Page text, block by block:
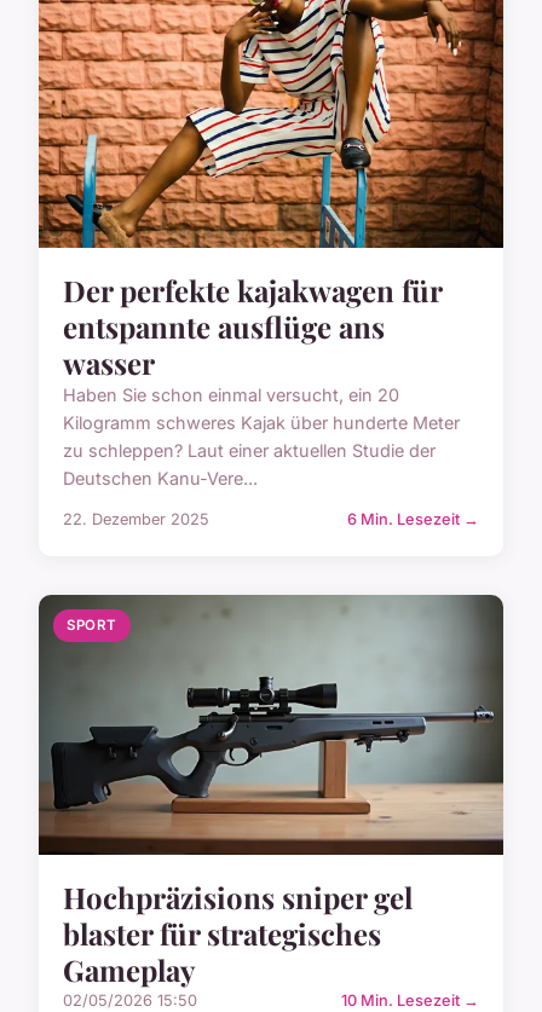
Der perfekte kajakwagen für
entspannte ausflüge ans
wasser
Haben Sie schon einmal versucht, ein 20
Kilogramm schweres Kajak über hunderte Meter
zu schleppen? Laut einer aktuellen Studie der
Deutschen Kanu-Vere...
22. Dezember 2025 6 Min. Lesezeit →
SPORT
Hochpräzisions sniper gel
blaster für strategisches
Gameplay
02/05/2026 15:50 10 Min. Lesezeit →